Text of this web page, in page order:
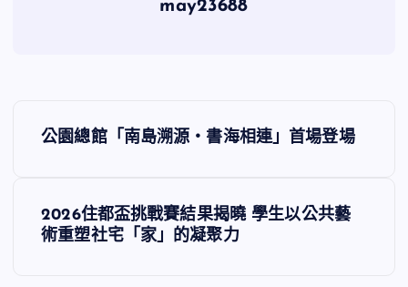
may23688
文
導
公園總館「南島溯源‧書海相連」首場登場
2026住都盃挑戰賽結果揭曉 學生以公共藝
術重塑社宅「家」的凝聚力